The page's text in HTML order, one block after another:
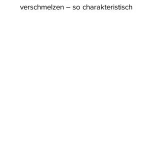
verschmelzen – so charakteristisch